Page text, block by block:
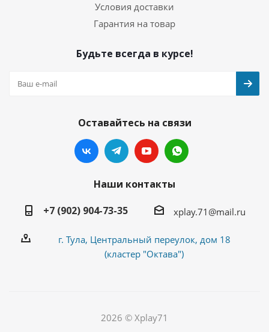
Условия доставки
Гарантия на товар
Будьте всегда в курсе!
Оставайтесь на связи
Наши контакты
+7 (902) 904-73-35
xplay.71@mail.ru
г. Тула, Центральный переулок, дом 18
(кластер "Октава")
2026 © Xplay71